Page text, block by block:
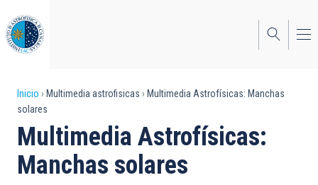
al
contenido
principal
Sobrescribir
enlaces
de
ayuda
Inicio Multimedia astrofisicas
Multimedia Astrofísicas: Manchas
solares
Multimedia Astrofísicas:
Manchas solares